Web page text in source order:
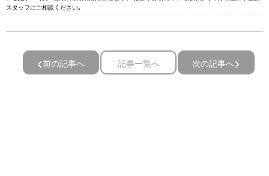
スタッフにご相談ください｡
前の記事へ 記事一覧へ 次の記事へ